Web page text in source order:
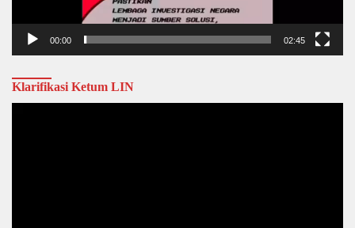
00:00 02:45
Klarifikasi Ketum LIN